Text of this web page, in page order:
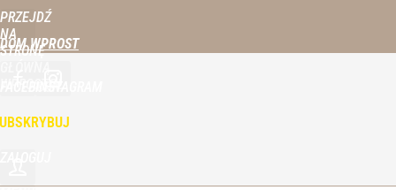
PRZEJDŹ
NA
STRONĘ
DOM WPROST